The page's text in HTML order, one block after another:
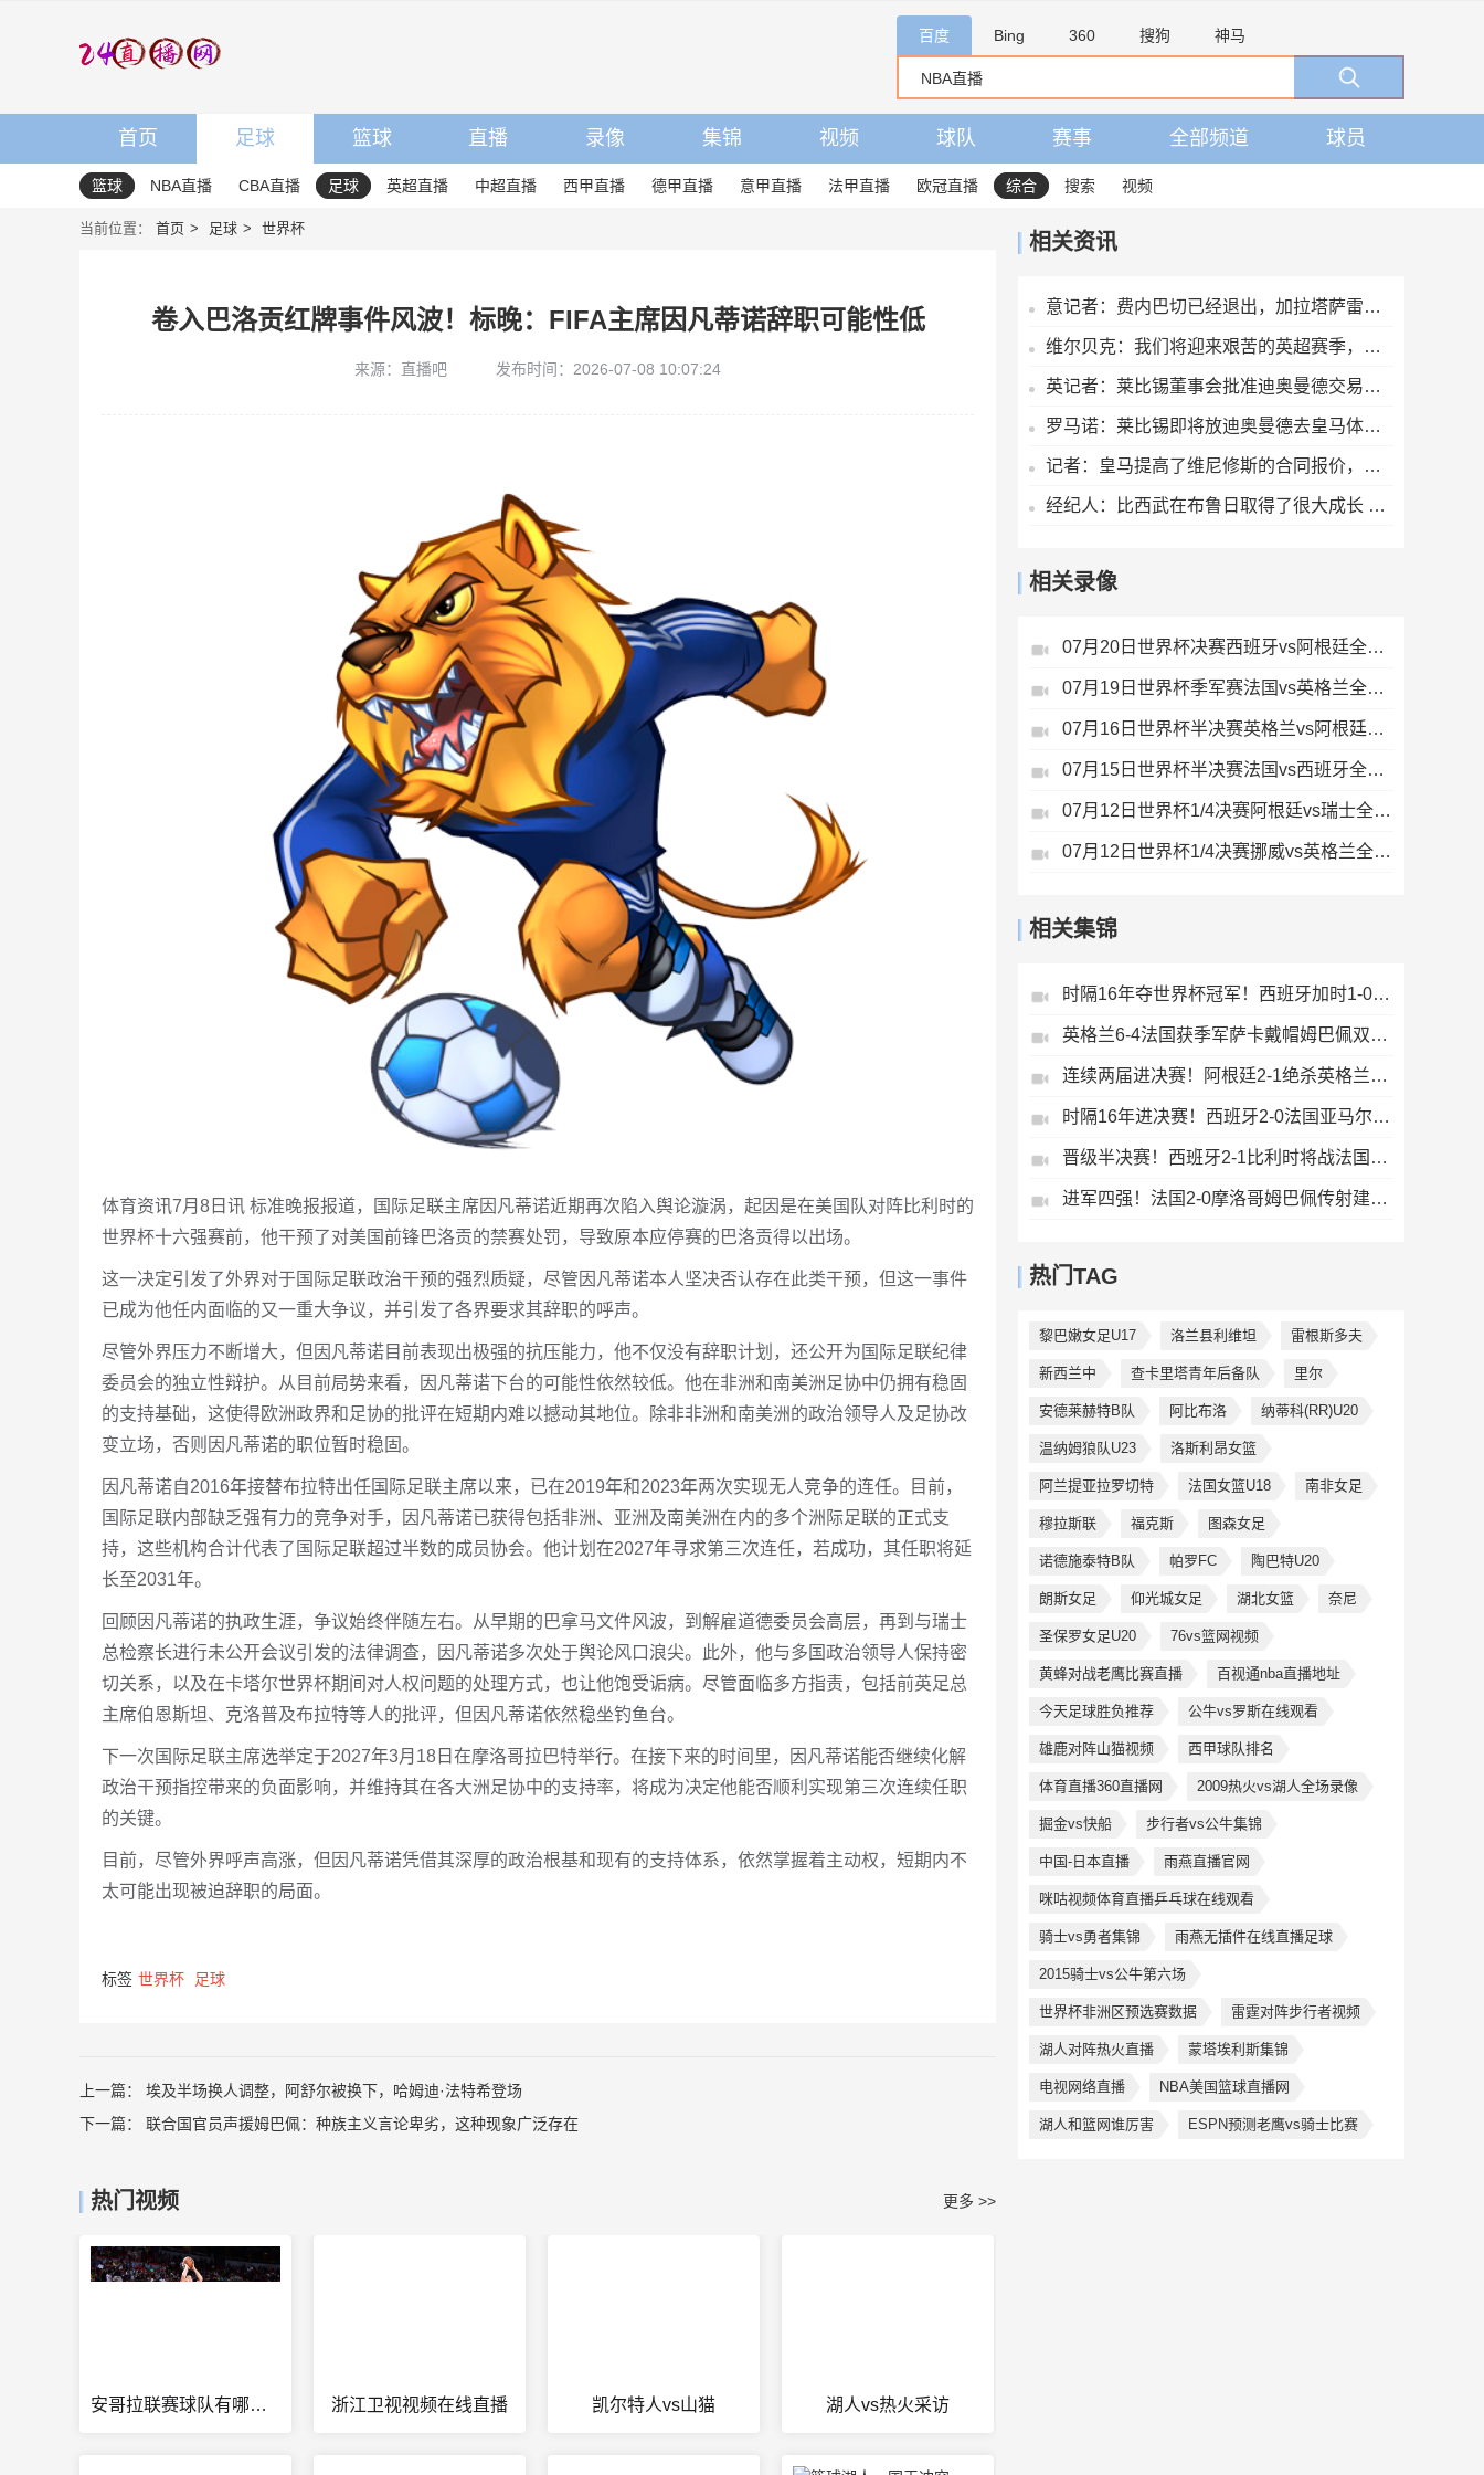
百度 Bing 360 搜狗 神马
首页 足球 篮球 直播 录像 集锦 视频 球队 赛事 全部频道 球员
篮球 NBA直播 CBA直播 足球 英超直播 中超直播 西甲直播 德甲直播 意甲直播 法甲直播 欧冠直播 综合 搜索 视频
当前位置： 首页 足球 世界杯
卷入巴洛贡红牌事件风波！标晚：FIFA主席因凡蒂诺辞职可能性低
来源：直播吧 发布时间：2026-07-08 10:07:24
体育资讯7月8日讯 标准晚报报道，国际足联主席因凡蒂诺近期再次陷入舆论漩涡，起因是在美国队对阵比利时的
世界杯十六强赛前，他干预了对美国前锋巴洛贡的禁赛处罚，导致原本应停赛的巴洛贡得以出场。
这一决定引发了外界对于国际足联政治干预的强烈质疑，尽管因凡蒂诺本人坚决否认存在此类干预，但这一事件
已成为他任内面临的又一重大争议，并引发了各界要求其辞职的呼声。
尽管外界压力不断增大，但因凡蒂诺目前表现出极强的抗压能力，他不仅没有辞职计划，还公开为国际足联纪律
委员会的独立性辩护。从目前局势来看，因凡蒂诺下台的可能性依然较低。他在非洲和南美洲足协中仍拥有稳固
的支持基础，这使得欧洲政界和足协的批评在短期内难以撼动其地位。除非非洲和南美洲的政治领导人及足协改
变立场，否则因凡蒂诺的职位暂时稳固。
因凡蒂诺自2016年接替布拉特出任国际足联主席以来，已在2019年和2023年两次实现无人竞争的连任。目前，
国际足联内部缺乏强有力的竞争对手，因凡蒂诺已获得包括非洲、亚洲及南美洲在内的多个洲际足联的正式支
持，这些机构合计代表了国际足联超过半数的成员协会。他计划在2027年寻求第三次连任，若成功，其任职将延
长至2031年。
回顾因凡蒂诺的执政生涯，争议始终伴随左右。从早期的巴拿马文件风波，到解雇道德委员会高层，再到与瑞士
总检察长进行未公开会议引发的法律调查，因凡蒂诺多次处于舆论风口浪尖。此外，他与多国政治领导人保持密
切关系，以及在卡塔尔世界杯期间对人权问题的处理方式，也让他饱受诟病。尽管面临多方指责，包括前英足总
主席伯恩斯坦、克洛普及布拉特等人的批评，但因凡蒂诺依然稳坐钓鱼台。
下一次国际足联主席选举定于2027年3月18日在摩洛哥拉巴特举行。在接下来的时间里，因凡蒂诺能否继续化解
政治干预指控带来的负面影响，并维持其在各大洲足协中的支持率，将成为决定他能否顺利实现第三次连续任职
的关键。
目前，尽管外界呼声高涨，但因凡蒂诺凭借其深厚的政治根基和现有的支持体系，依然掌握着主动权，短期内不
太可能出现被迫辞职的局面。
标签 世界杯 足球
上一篇： 埃及半场换人调整，阿舒尔被换下，哈姆迪·法特希登场
下一篇： 联合国官员声援姆巴佩：种族主义言论卑劣，这种现象广泛存在
热门视频 更多 >>
安哥拉联赛球队有哪些球员参加世界杯 浙江卫视视频在线直播 凯尔特人vs山猫 湖人vs热火采访
相关资讯
意记者：费内巴切已经退出，加拉塔萨雷仍在坚持要签下莱奥
维尔贝克：我们将迎来艰苦的英超赛季，用这类比赛调整状态很有益
英记者：莱比锡董事会批准迪奥曼德交易，转会费最高可达1.4亿欧
罗马诺：莱比锡即将放迪奥曼德去皇马体检，完成后会正式签约
记者：皇马提高了维尼修斯的合同报价，老佛爷不想放他免费离队
经纪人：比西武在布鲁日取得了很大成长 他希望为巴萨奉献一切
相关录像
07月20日世界杯决赛西班牙vs阿根廷全场录像
07月19日世界杯季军赛法国vs英格兰全场录像
07月16日世界杯半决赛英格兰vs阿根廷全场录像
07月15日世界杯半决赛法国vs西班牙全场录像
07月12日世界杯1/4决赛阿根廷vs瑞士全场录像
07月12日世界杯1/4决赛挪威vs英格兰全场录像
相关集锦
时隔16年夺世界杯冠军！西班牙加时1-0阿根廷费兰制胜恩佐染红
英格兰6-4法国获季军萨卡戴帽姆巴佩双响创纪录奥利塞2助+失良机
连续两届进决赛！阿根廷2-1绝杀英格兰劳塔罗恩佐破门梅西两助攻
时隔16年进决赛！西班牙2-0法国亚马尔造点奥亚萨瓦尔、波罗破门
晋级半决赛！西班牙2-1比利时将战法国梅里诺替补绝杀拉门斯送礼
进军四强！法国2-0摩洛哥姆巴佩传射建功+失点登贝莱贴地斩
热门TAG
黎巴嫩女足U17 洛兰县利维坦 雷根斯多夫
新西兰中 查卡里塔青年后备队 里尔
安德莱赫特B队 阿比布洛 纳蒂科(RR)U20
温纳姆狼队U23 洛斯利昂女篮
阿兰提亚拉罗切特 法国女篮U18 南非女足
穆拉斯联 福克斯 图森女足
诺德施泰特B队 帕罗FC 陶巴特U20
朗斯女足 仰光城女足 湖北女篮 奈尼
圣保罗女足U20 76vs篮网视频
黄蜂对战老鹰比赛直播 百视通nba直播地址
今天足球胜负推荐 公牛vs罗斯在线观看
雄鹿对阵山猫视频 西甲球队排名
体育直播360直播网 2009热火vs湖人全场录像
掘金vs快船 步行者vs公牛集锦
中国-日本直播 雨燕直播官网
咪咕视频体育直播乒乓球在线观看
骑士vs勇者集锦 雨燕无插件在线直播足球
2015骑士vs公牛第六场
世界杯非洲区预选赛数据 雷霆对阵步行者视频
湖人对阵热火直播 蒙塔埃利斯集锦
电视网络直播 NBA美国篮球直播网
湖人和篮网谁厉害 ESPN预测老鹰vs骑士比赛